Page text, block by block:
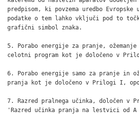
predpisom, ki povzema uredbo Evropske
podatke o tem lahko vključi pod to
grafični simbol znaka.
5. Porabo energije za pranje, ožemanje
celotni program kot je določeno v
6. Porabo energije samo za pranje in
pranja kot je določeno v Prilogi I,
7. Razred pralnega učinka, določen v
'Razred učinka pranja na lestvici od